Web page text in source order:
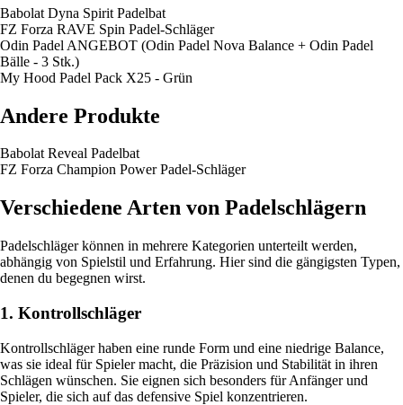
Babolat Dyna Spirit Padelbat
FZ Forza RAVE Spin Padel-Schläger
Odin Padel ANGEBOT (Odin Padel Nova Balance + Odin Padel
Bälle - 3 Stk.)
My Hood Padel Pack X25 - Grün
Andere Produkte
Babolat Reveal Padelbat
FZ Forza Champion Power Padel-Schläger
Verschiedene Arten von Padelschlägern
Padelschläger können in mehrere Kategorien unterteilt werden,
abhängig von Spielstil und Erfahrung. Hier sind die gängigsten Typen,
denen du begegnen wirst.
1. Kontrollschläger
Kontrollschläger haben eine runde Form und eine niedrige Balance,
was sie ideal für Spieler macht, die Präzision und Stabilität in ihren
Schlägen wünschen. Sie eignen sich besonders für Anfänger und
Spieler, die sich auf das defensive Spiel konzentrieren.